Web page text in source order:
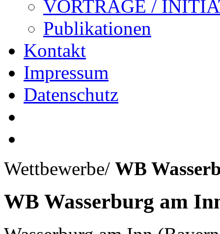
VORTRÄGE /
Publikationen
Kontakt
Impressum
Datenschutz
Wettbewerbe/ WB
WB Wasserburg am